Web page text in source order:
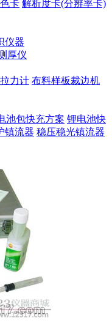
卡 解析度卡(分辨率卡)
仪器
厚仪
拉力计 布料样板裁边机
池包快充方案 锂电池快
镇流器 稳压稳光镇流器